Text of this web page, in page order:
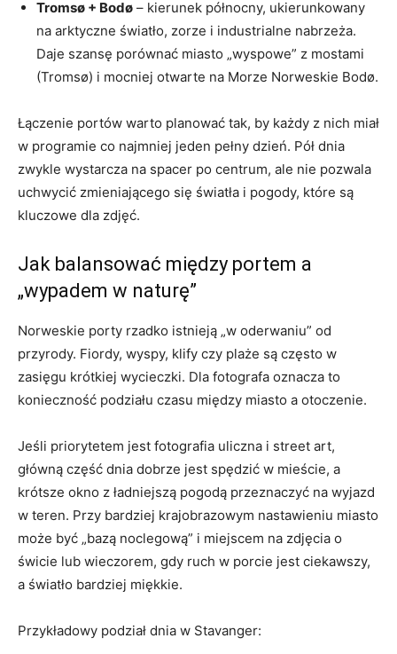
Tromsø + Bodø – kierunek północny, ukierunkowany
na arktyczne światło, zorze i industrialne nabrzeża.
Daje szansę porównać miasto „wyspowe” z mostami
(Tromsø) i mocniej otwarte na Morze Norweskie Bodø.
Łączenie portów warto planować tak, by każdy z nich miał
w programie co najmniej jeden pełny dzień. Pół dnia
zwykle wystarcza na spacer po centrum, ale nie pozwala
uchwycić zmieniającego się światła i pogody, które są
kluczowe dla zdjęć.
Jak balansować między portem a
„wypadem w naturę”
Norweskie porty rzadko istnieją „w oderwaniu” od
przyrody. Fiordy, wyspy, klify czy plaże są często w
zasięgu krótkiej wycieczki. Dla fotografa oznacza to
konieczność podziału czasu między miasto a otoczenie.
Jeśli priorytetem jest fotografia uliczna i street art,
główną część dnia dobrze jest spędzić w mieście, a
krótsze okno z ładniejszą pogodą przeznaczyć na wyjazd
w teren. Przy bardziej krajobrazowym nastawieniu miasto
może być „bazą noclegową” i miejscem na zdjęcia o
świcie lub wieczorem, gdy ruch w porcie jest ciekawszy,
a światło bardziej miękkie.
Przykładowy podział dnia w Stavanger: